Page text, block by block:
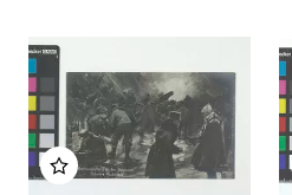
Zu meinem Album